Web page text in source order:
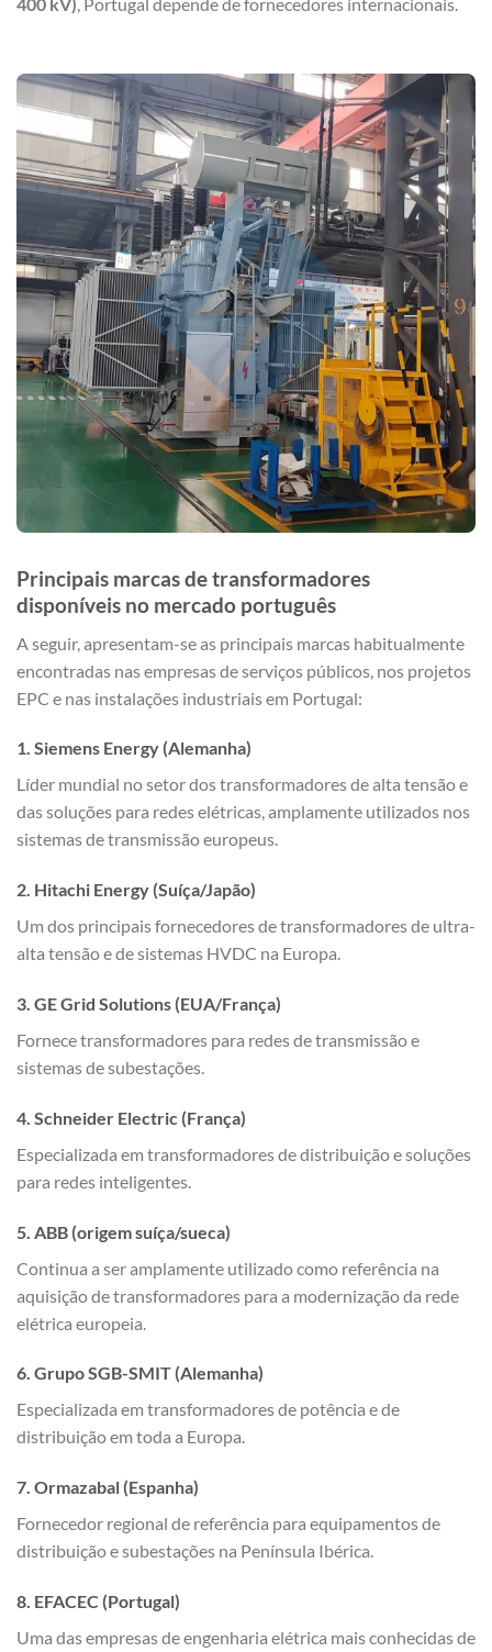
Principais marcas de transformadores
disponíveis no mercado português
A seguir, apresentam-se as principais marcas habitualmente
encontradas nas empresas de serviços públicos, nos projetos
EPC e nas instalações industriais em Portugal:
1. Siemens Energy (Alemanha)
Líder mundial no setor dos transformadores de alta tensão e
das soluções para redes elétricas, amplamente utilizados nos
sistemas de transmissão europeus.
2. Hitachi Energy (Suíça/Japão)
Um dos principais fornecedores de transformadores de ultra-
alta tensão e de sistemas HVDC na Europa.
3. GE Grid Solutions (EUA/França)
Fornece transformadores para redes de transmissão e
sistemas de subestações.
4. Schneider Electric (França)
Especializada em transformadores de distribuição e soluções
para redes inteligentes.
5. ABB (origem suíça/sueca)
Continua a ser amplamente utilizado como referência na
aquisição de transformadores para a modernização da rede
elétrica europeia.
6. Grupo SGB-SMIT (Alemanha)
Especializada em transformadores de potência e de
distribuição em toda a Europa.
7. Ormazabal (Espanha)
Fornecedor regional de referência para equipamentos de
distribuição e subestações na Península Ibérica.
8. EFACEC (Portugal)
Uma das empresas de engenharia elétrica mais conhecidas de